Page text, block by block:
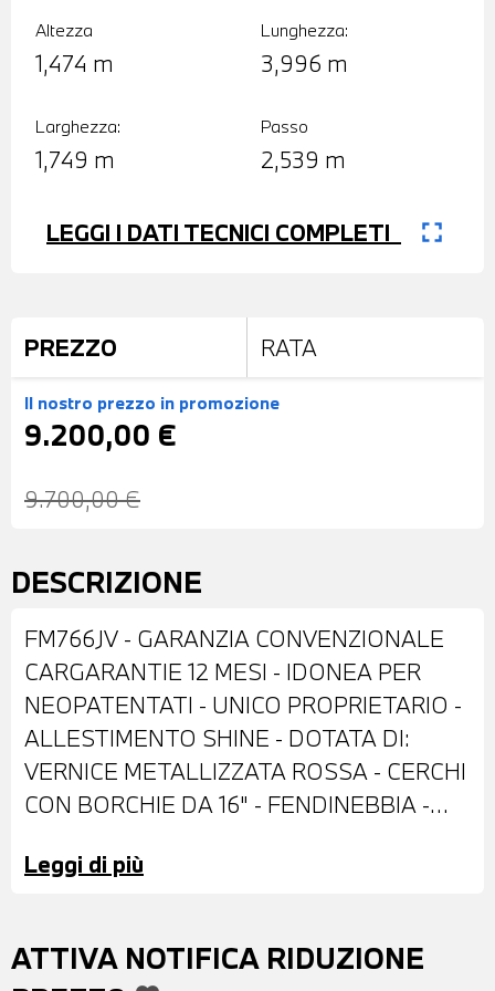
Altezza
1,474 m
Lunghezza:
3,996 m
Larghezza:
1,749 m
Passo
2,539 m
LEGGI I DATI TECNICI COMPLETI fullscreen
PREZZO RATA
Il nostro prezzo in promozione
9.200,00 €
9.700,00 €
DESCRIZIONE
FM766JV - GARANZIA CONVENZIONALE
CARGARANTIE 12 MESI - IDONEA PER
NEOPATENTATI - UNICO PROPRIETARIO -
ALLESTIMENTO SHINE - DOTATA DI:
VERNICE METALLIZZATA ROSSA - CERCHI
CON BORCHIE DA 16" - FENDINEBBIA -
ELETTRICAMENTE - TETTO A
TELECAMERA POSTERIORE - INTERNI IN
Leggi di più
ATTIVA NOTIFICA RIDUZIONE